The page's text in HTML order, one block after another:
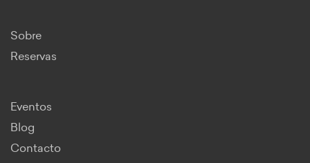
Sobre
Reservas
Eventos
Blog
Contacto